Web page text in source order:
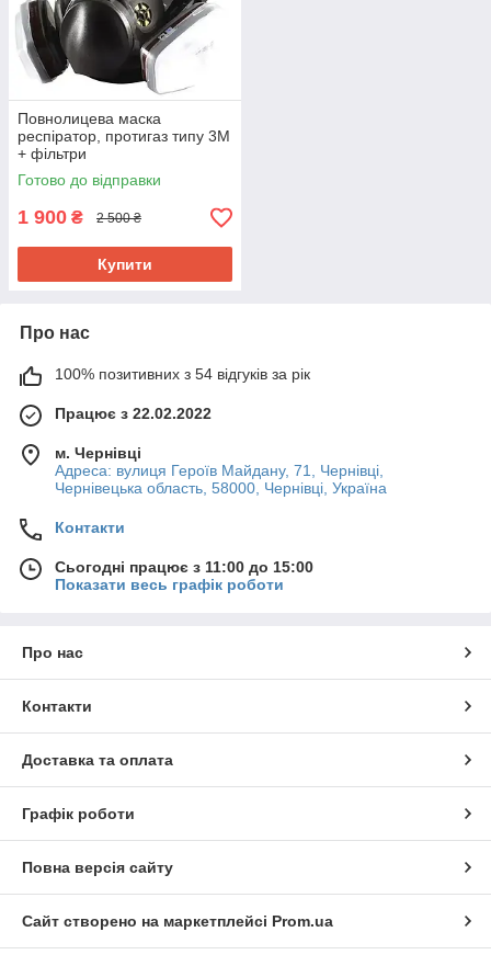
Повнолицева маска
респіратор, протигаз типу 3M
+ фільтри
Готово до відправки
1 900 ₴ 2 500 ₴
Купити
Про нас
100% позитивних з 54 відгуків за рік
Працює з 22.02.2022
м. Чернівці
Адреса: вулиця Героїв Майдану, 71, Чернівці,
Чернівецька область, 58000, Чернівці, Україна
Контакти
Сьогодні працює з 11:00 до 15:00
Показати весь графік роботи
Про нас
Контакти
Доставка та оплата
Графік роботи
Повна версія сайту
Сайт створено на маркетплейсі Prom.ua